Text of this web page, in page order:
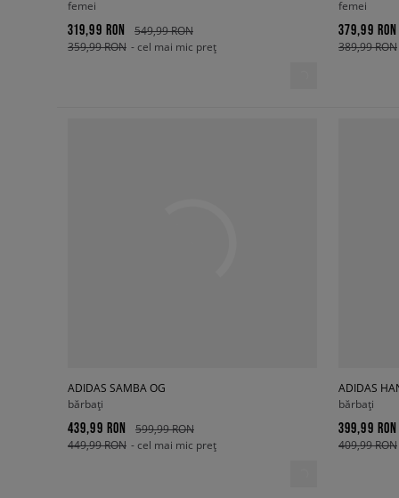
femei
319,99 RON
549,99 RON
359,99 RON - cel mai mic preț
femei
379,99 RON
389,99 RON
ADIDAS SAMBA OG
bărbați
439,99 RON
599,99 RON
449,99 RON - cel mai mic preț
ADIDAS
bărbați
399,99 RON
409,99 RON